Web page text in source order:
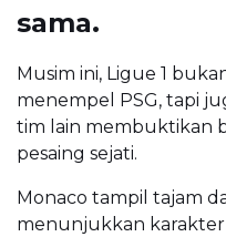
sama.
Musim ini, Ligue 1
menempel PSG, tapi
tim lain membuktikan
pesaing sejati.
Monaco tampil tajam
menunjukkan